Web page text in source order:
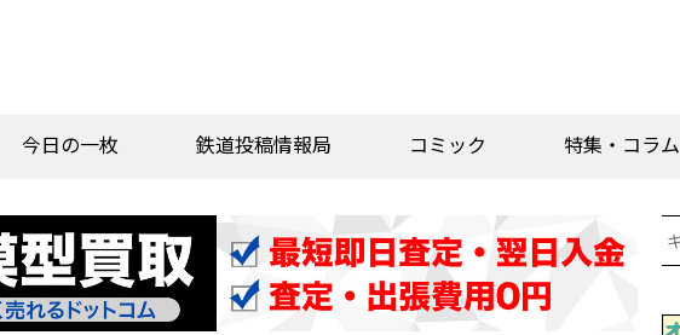
今日の一枚 鉄道投稿情報局 コミック 特集・コラム